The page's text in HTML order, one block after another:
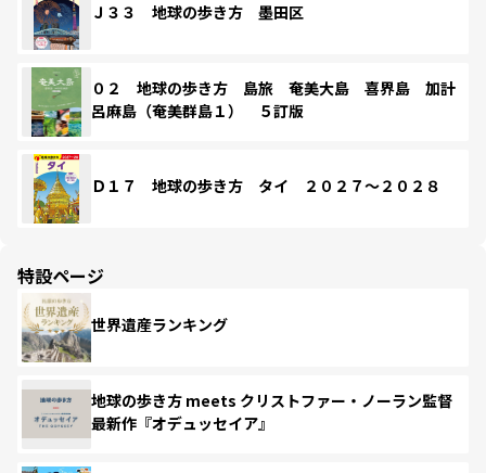
Ｊ３３ 地球の歩き方 墨田区
０２ 地球の歩き方 島旅 奄美大島 喜界島 加計
呂麻島（奄美群島１） ５訂版
Ｄ１７ 地球の歩き方 タイ ２０２７～２０２８
特設ページ
世界遺産ランキング
地球の歩き方 meets クリストファー・ノーラン監督
最新作『オデュッセイア』